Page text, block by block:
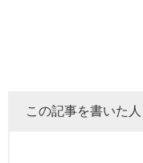
この記事を書いた人